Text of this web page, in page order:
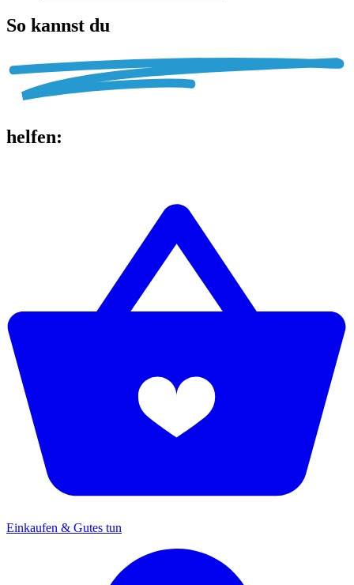
So kannst du
helfen:
Einkaufen & Gutes tun